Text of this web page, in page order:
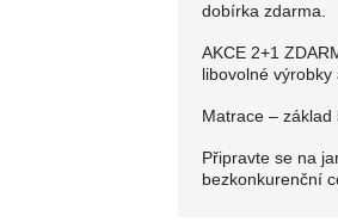
dobírka zdarma.
AKCE 2+1
libovolné
Matrace –
Připravte se na
bezkonkurenční